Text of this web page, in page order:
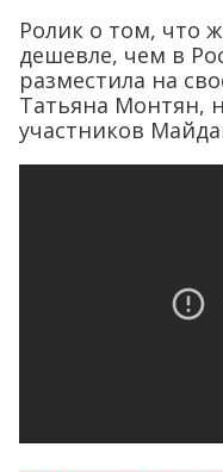
Ролик о том, что
дешевле, чем в
разместила на
Татьяна Монтян,
участников